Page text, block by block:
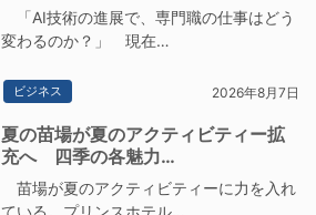
「AI技術の進展で、専門職の仕事はどう
変わるのか？」 現在…
ビジネス 2026年8月7日
夏の苗場が夏のアクティビティー拡
充へ 四季の各魅力…
苗場が夏のアクティビティーに力を入れ
ている。プリンスホテル…